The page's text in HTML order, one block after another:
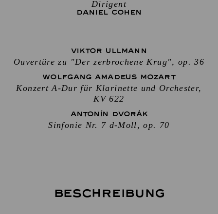
Dirigent
DANIEL COHEN
VIKTOR ULLMANN
Ouvertüre zu "Der zerbrochene Krug", op. 36
WOLFGANG AMADEUS MOZART
Konzert A-Dur für Klarinette und Orchester,
KV 622
ANTONÍN DVORÁK
Sinfonie Nr. 7 d-Moll, op. 70
Beschreibung